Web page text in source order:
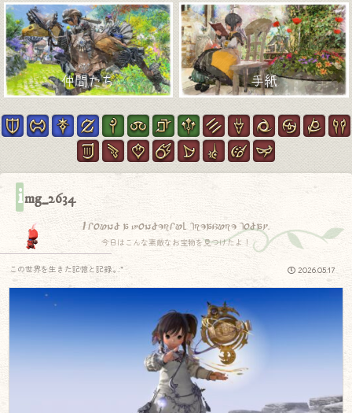
仲間たち 手紙
img_2634
I found a wonderful treasure today.
今日はこんな素敵なお宝物を見つけたよ！
2026.05.17
この世界を生きた記憶と記録.｡.:*